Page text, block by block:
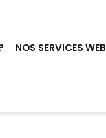
NOS SERVICES WEB